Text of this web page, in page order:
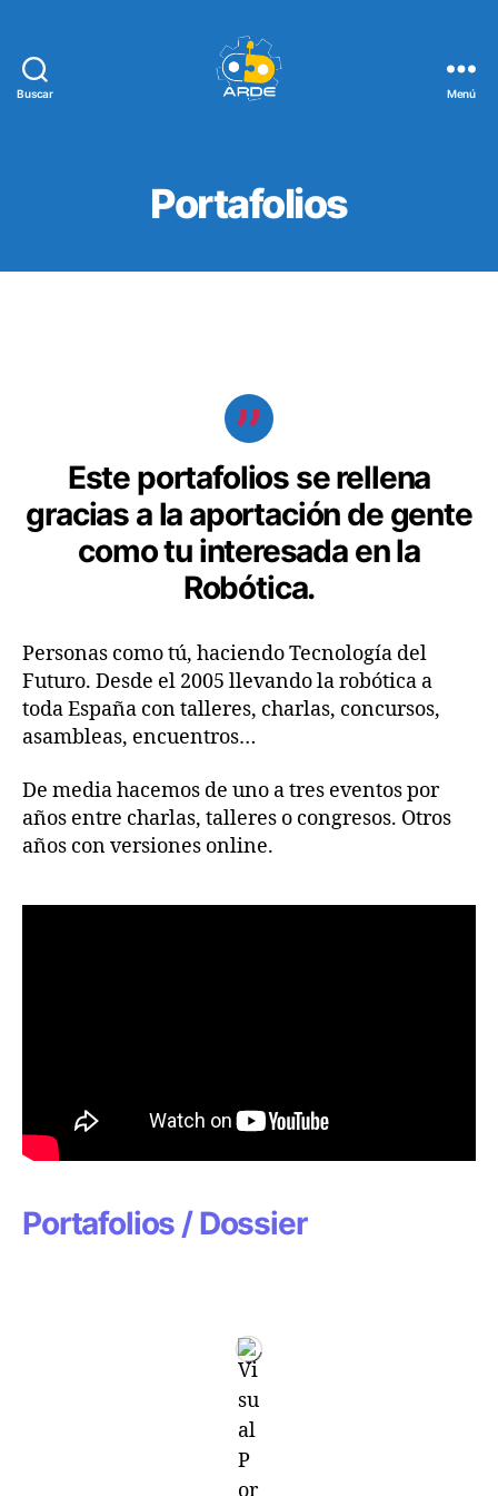
Buscar Menú
Portafolios
Este portafolios se rellena
gracias a la aportación de gente
como tu interesada en la
Robótica.
Personas como tú, haciendo Tecnología del
Futuro. Desde el 2005 llevando la robótica a
toda España con talleres, charlas, concursos,
asambleas, encuentros…
De media hacemos de uno a tres eventos por
años entre charlas, talleres o congresos. Otros
años con versiones online.
Portafolios / Dossier